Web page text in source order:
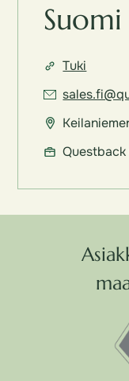
Suomi
Tuki
Questback